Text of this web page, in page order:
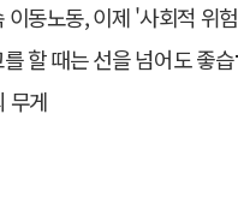
이제 '사회적 위험 관리'로 전환할 때
때는 선을 넘어도 좋습니다.
무게